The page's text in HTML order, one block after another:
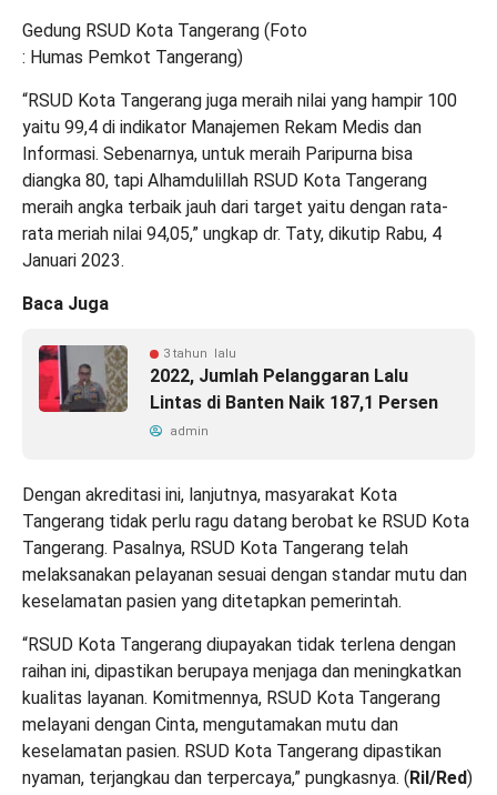
Gedung RSUD Kota Tangerang (Foto
: Humas Pemkot Tangerang)
“RSUD Kota Tangerang juga meraih nilai yang hampir 100
yaitu 99,4 di indikator Manajemen Rekam Medis dan
Informasi. Sebenarnya, untuk meraih Paripurna bisa
diangka 80, tapi Alhamdulillah RSUD Kota Tangerang
meraih angka terbaik jauh dari target yaitu dengan rata-
rata meriah nilai 94,05,” ungkap dr. Taty, dikutip Rabu, 4
Januari 2023.
Baca Juga
3 tahun lalu
2022, Jumlah Pelanggaran Lalu
Lintas di Banten Naik 187,1 Persen
admin
Dengan akreditasi ini, lanjutnya, masyarakat Kota
Tangerang tidak perlu ragu datang berobat ke RSUD Kota
Tangerang. Pasalnya, RSUD Kota Tangerang telah
melaksanakan pelayanan sesuai dengan standar mutu dan
keselamatan pasien yang ditetapkan pemerintah.
“RSUD Kota Tangerang diupayakan tidak terlena dengan
raihan ini, dipastikan berupaya menjaga dan meningkatkan
kualitas layanan. Komitmennya, RSUD Kota Tangerang
melayani dengan Cinta, mengutamakan mutu dan
keselamatan pasien. RSUD Kota Tangerang dipastikan
nyaman, terjangkau dan terpercaya,” pungkasnya. (Ril/Red)